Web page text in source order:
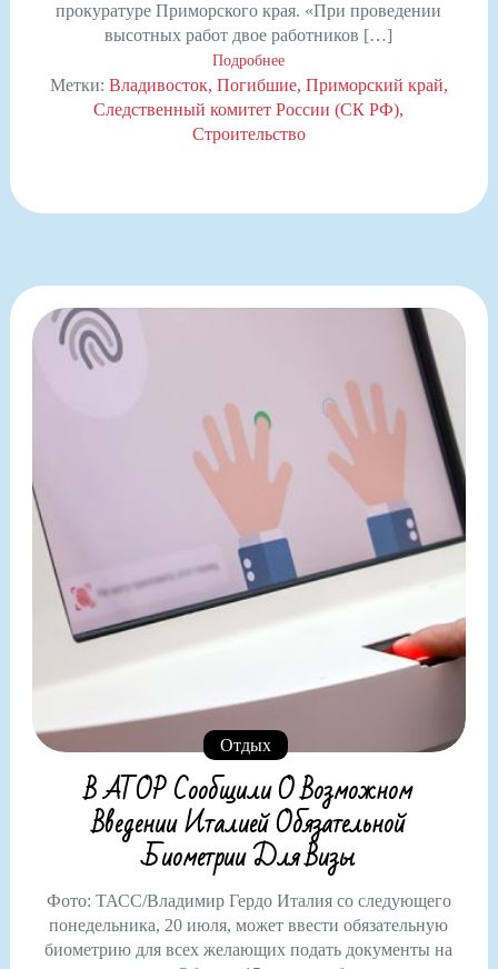
прокуратуре Приморского края. «При проведении
высотных работ двое работников […]
Подробнее
Метки: Владивосток Погибшие Приморский край
Следственный комитет России (СК РФ)
Строительство
Отдых
В АТОР Сообщили О Возможном
Введении Италией Обязательной
Биометрии Для Визы
Фото: ТАСС/Владимир Гердо Италия со следующего
понедельника, 20 июля, может ввести обязательную
биометрию для всех желающих подать документы на